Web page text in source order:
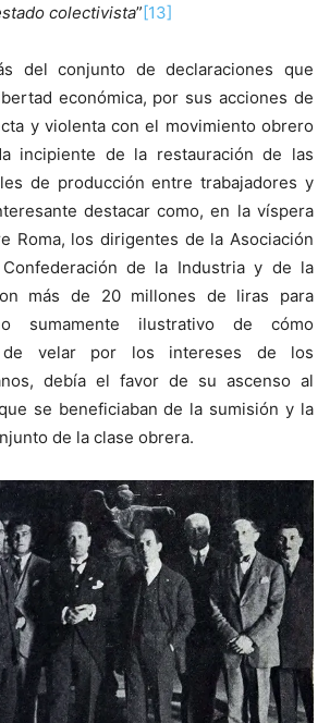
colectivista”[13]
del conjunto de declaraciones que
económica, por sus acciones de
y violenta con el movimiento obrero
incipiente de la restauración de las
de producción entre trabajadores y
destacar como, en la víspera
Roma, los dirigentes de la Asociación
de la Industria y de la
más de 20 millones de liras para
sumamente ilustrativo de cómo
de velar por los intereses de los
debía el favor de su ascenso al
se beneficiaban de la sumisión y la
de la clase obrera.